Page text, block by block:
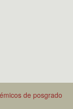
de posgrado